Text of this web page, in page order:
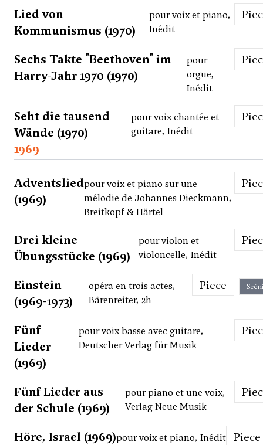
Lied von
Kommunismus (1970)
pour voix et piano,
Inédit
Sechs Takte "Beethoven" im
Harry-Jahr 1970 (1970)
pour
orgue,
Inédit
Seht die tausend
Wände (1970)
pour voix chantée et
guitare, Inédit
1969
Adventslied
(1969)
pour voix et piano sur une
mélodie de Johannes Dieckmann,
Breitkopf & Härtel
Drei kleine
Übungsstücke (1969)
pour violon et
violoncelle, Inédit
Einstein
(1969-1973)
opéra en trois actes,
Bärenreiter, 2h
Piece
Fünf
Lieder
(1969)
pour voix basse avec guitare,
Deutscher Verlag für Musik
Fünf Lieder aus
der Schule (1969)
pour piano et une voix,
Verlag Neue Musik
Höre, Israel (1969)pour voix et piano, Inédit Piece